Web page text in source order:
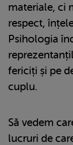
materiale, ci
respect,
Psihologia
fericiți și pe
cuplu.
Să vedem
lucruri de